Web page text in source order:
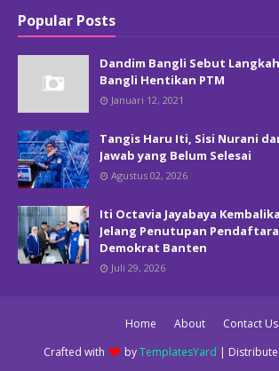
Popular Posts
Dandim Bangli Sebut
Bangli Hentikan PTM
Januari 12, 2021
Tangis Haru Iti, Sisi Nurani
Jawab yang Belum Selesai
Agustus 02, 2026
Iti Octavia Jayabaya
Jelang Penutupan
Demokrat Banten
Juli 29, 2026
Home About
Contact Us
Crafted with
byTemplatesYard |